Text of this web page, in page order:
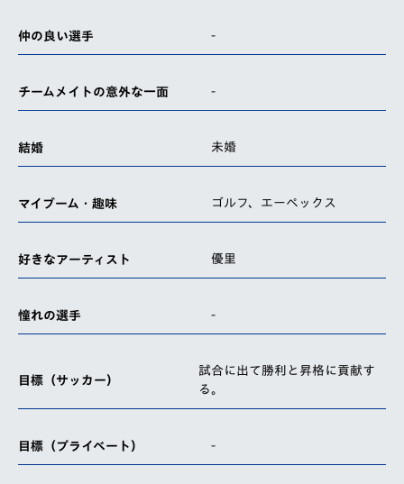
仲の良い選手 -
チームメイトの意外な一面 -
結婚 未婚
マイブーム・趣味 ゴルフ、エーペックス
好きなアーティスト 優里
憧れの選手 -
目標（サッカー）
試合に出て勝利と昇格に貢献す
る。
目標（プライベート） -